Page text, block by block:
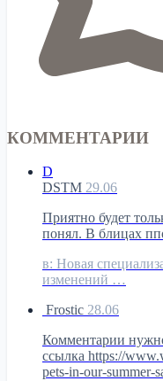
КОММЕНТАРИИ
D
DSTM 29.06
Приятно будет
понял. В блицах
в: Новая
изменений …
Frostic 28.06
Комментарии
ссылка https://
pets-in-our-summer-